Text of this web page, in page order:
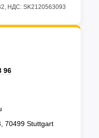
НДС: SK2120563093
96
70499 Stuttgart